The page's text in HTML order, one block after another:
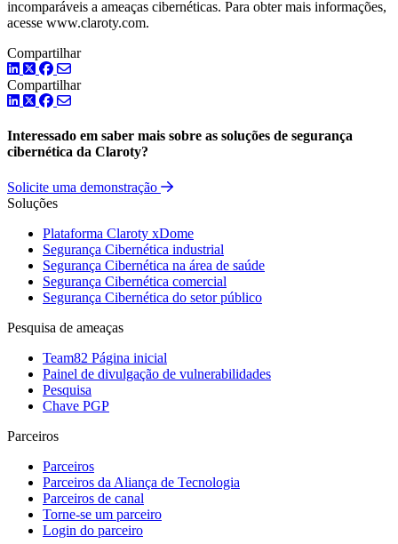
incomparáveis a ameaças cibernéticas. Para obter mais informações,
acesse www.claroty.com.
Compartilhar
LinkedIn
TwitterFacebook
Compartilhar
LinkedIn
TwitterFacebook
Interessado em saber mais sobre as soluções de segurança
cibernética da Claroty?
Solicite uma demonstração
Soluções
Plataforma Claroty xDome
Segurança Cibernética industrial
Segurança Cibernética na área de saúde
Segurança Cibernética comercial
Segurança Cibernética do setor público
Pesquisa de ameaças
Team82 Página inicial
Painel de divulgação de vulnerabilidades
Pesquisa
Chave PGP
Parceiros
Parceiros
Parceiros da Aliança de Tecnologia
Parceiros de canal
Torne-se um parceiro
Login do parceiro